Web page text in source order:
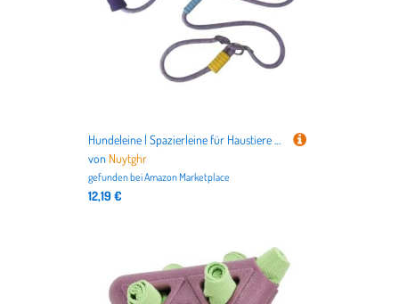
Hundeleine | Spazierleine für Haustiere aus Seil,Starke robuste und Bequeme Haustierzubehör für Outdoor Komforttraining Ziehen Park und sichere Spaziergänge
von Nuytghr
gefunden beiAmazon Marketplace
12,19 €